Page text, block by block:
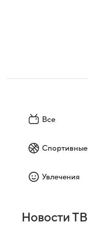
Все
Спортивные
Увлечения
Новости ТВ